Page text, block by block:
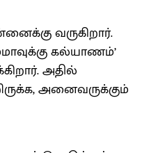
வருகிறார்.
கல்யாணம்’
அதில்
அனைவருக்கும்